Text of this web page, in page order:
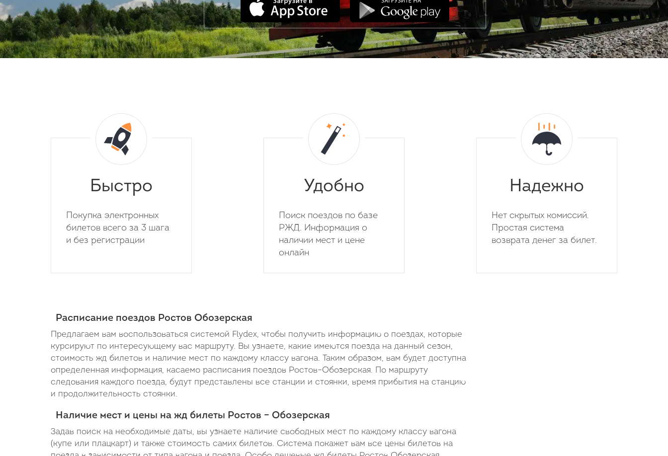
Быстро
Покупка электронных
билетов всего за 3 шага
и без регистрации
Удобно
Поиск поездов по базе
РЖД. Информация о
наличии мест и цене
онлайн
Надежно
Нет скрытых комиссий.
Простая система
возврата денег за билет.
Расписание поездов Ростов Обозерская
Предлагаем вам воспользоваться системой Flydex, чтобы получить информацию о поездах, которые
курсируют по интересующему вас маршруту. Вы узнаете, какие имеются поезда на данный сезон,
стоимость жд билетов и наличие мест по каждому классу вагона. Таким образом, вам будет доступна
определенная информация, касаемо расписания поездов Ростов–Обозерская. По маршруту
следования каждого поезда, будут представлены все станции и стоянки, время прибытия на станцию
и продолжительность стоянки.
Наличие мест и цены на жд билеты Ростов – Обозерская
Задав поиск на необходимые даты, вы узнаете наличие свободных мест по каждому классу вагона
(купе или плацкарт) и также стоимость самих билетов. Система покажет вам все цены билетов на